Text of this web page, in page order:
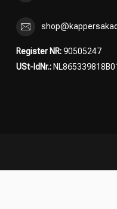
Register NR:90505247
USt-IdNr.: